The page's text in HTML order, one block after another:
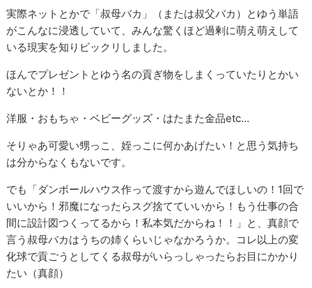
実際ネットとかで「叔母バカ」（または叔父バカ）とゆう単語
がこんなに浸透していて、みんな驚くほど過剰に萌え萌えして
いる現実を知りビックリしました。
ほんでプレゼントとゆう名の貢ぎ物をしまくっていたりとかい
ないとか！！
洋服・おもちゃ・ベビーグッズ・はたまた金品etc…
そりゃあ可愛い甥っこ、姪っこに何かあげたい！と思う気持ち
は分からなくもないです。
でも「ダンボールハウス作って渡すから遊んでほしいの！1回で
いいから！邪魔になったらスグ捨てていいから！もう仕事の合
間に設計図つくってるから！私本気だからね！！」と、真顔で
言う叔母バカはうちの姉くらいじゃなかろうか。コレ以上の変
化球で貢ごうとしてくる叔母がいらっしゃったらお目にかかり
たい（真顔）